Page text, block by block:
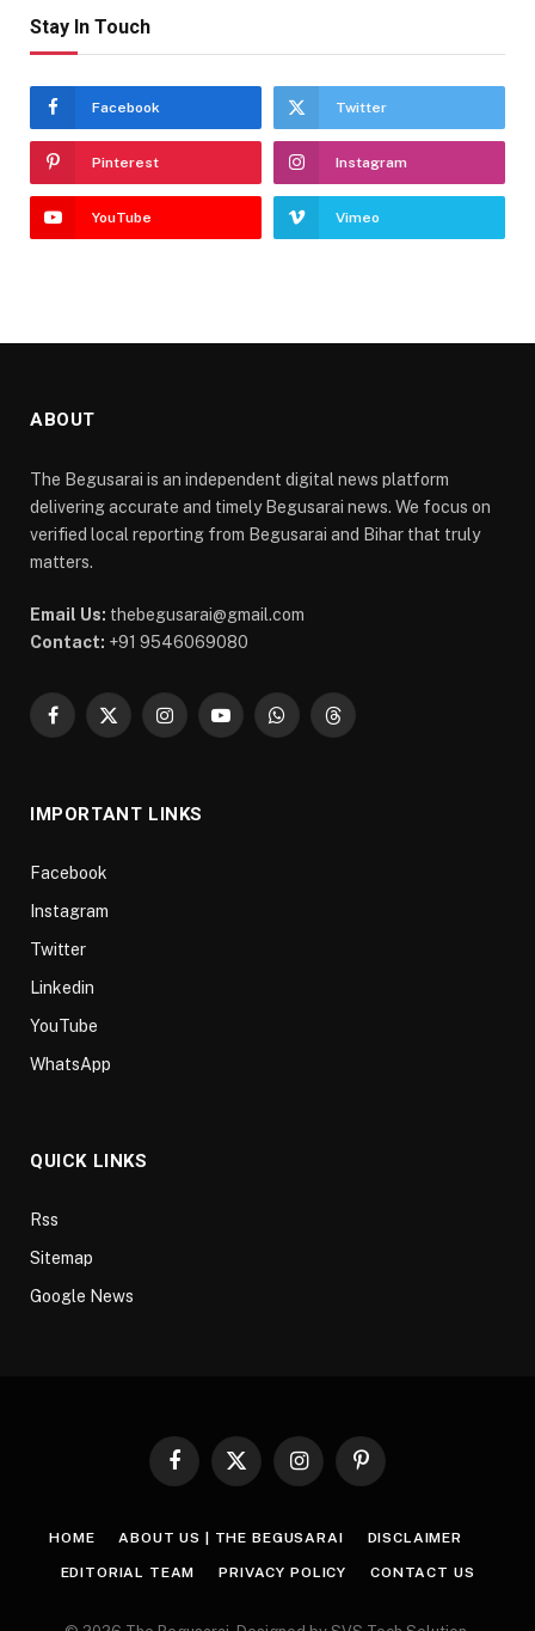
Stay In Touch
Facebook Twitter
Pinterest Instagram
YouTube Vimeo
ABOUT
The Begusarai is an independent digital news platform
delivering accurate and timely Begusarai news. We focus on
verified local reporting from Begusarai and Bihar that truly
matters.
Email Us: thebegusarai@gmail.com
Contact: +91 9546069080
Facebook
X
InstagramYouTubeWhatsAppThreads
IMPORTANT LINKS
Facebook
Instagram
Twitter
Linkedin
YouTube
WhatsApp
QUICK LINKS
Rss
Sitemap
Google News
Facebook
X
InstagramPinterest
HOME ABOUT US | THE BEGUSARAI DISCLAIMER
EDITORIAL TEAM PRIVACY POLICY CONTACT US